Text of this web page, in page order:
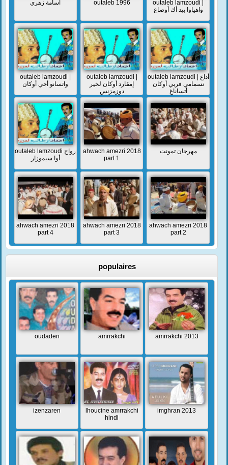
أسامة زهري outaleb 1996
outaleb lamzoudi |
واهياوا بيد أك أوصاغ
outaleb lamzoudi |
واتسانو أجي أوكان
outaleb lamzoudi |
إمقارد أوكان لخير
دوزمزنس
outaleb lamzoudi | أداغ
نسمامي فربي أوكان
أتساناغ
outaleb lamzoudi رواح
أوا سيموزار
ahwach amezri 2018
part 1
مهرجان تمونت
ahwach amezri 2018
part 4
ahwach amezri 2018
part 3
ahwach amezri 2018
part 2
populaires
oudaden amrrakchi amrrakchi 2013
izenzaren
lhoucine amrrakchi
hindi
imghran 2013